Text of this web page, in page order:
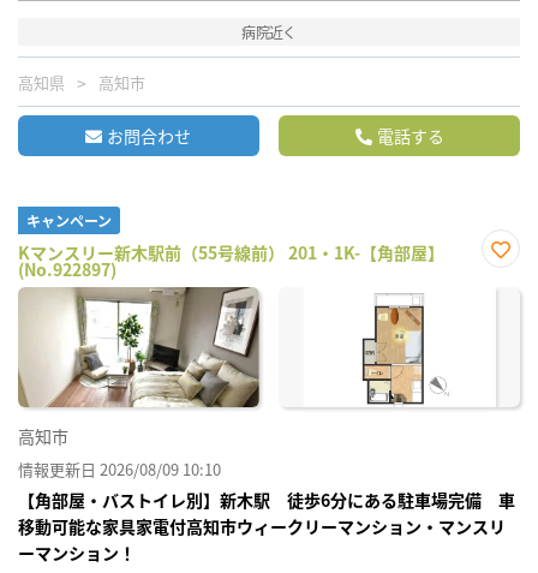
病院近く
高知県 高知市
お問合わせ 電話する
キャンペーン
Kマンスリー新木駅前（55号線前） 201・1K-【角部屋】
(No.922897)
に入
高知市
情報更新日 2026/08/09 10:10
【角部屋・バストイレ別】新木駅 徒歩6分にある駐車場完備 車
移動可能な家具家電付高知市ウィークリーマンション・マンスリ
ーマンション！